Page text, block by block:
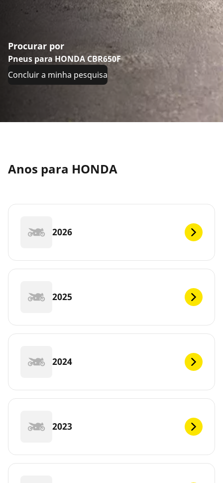
Procurar por
Pneus para HONDA CBR650F
Concluir a minha pesquisa
Anos para HONDA
2026
2025
2024
2023